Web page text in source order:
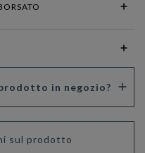
in negozio?
sul prodotto